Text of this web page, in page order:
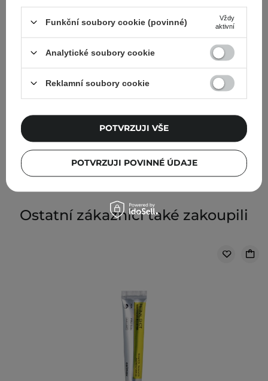
Nacomi - Next Level - Retinol 0,25 % - Sérum s 0,25%
retinolem
219,00 Kč
Ostatní zákazníci také zakoupili
Funkční soubory cookie (povinné)
Vždy
aktivní
Analytické soubory cookie
Reklamní soubory cookie
POTVRZUJI POVINNÉ ÚDAJE
POTVRZUJI VŠE